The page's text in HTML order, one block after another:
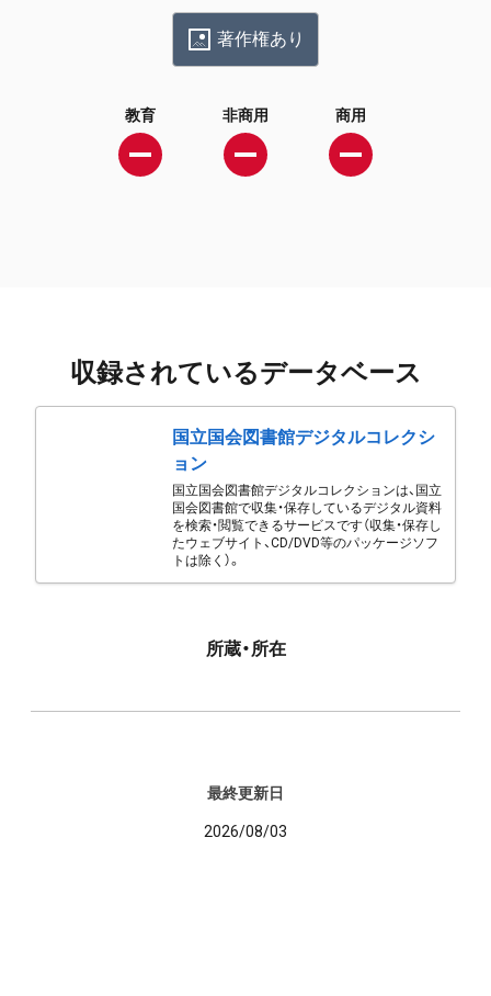
著作権あり
教育 非商用 商用
収録されているデータベース
国立国会図書館デジタルコレクシ
ョン
国立国会図書館デジタルコレクションは、国立
国会図書館で収集・保存しているデジタル資料
を検索・閲覧できるサービスです（収集・保存し
たウェブサイト、CD/DVD等のパッケージソフ
トは除く）。
所蔵・所在
最終更新日
2026/08/03